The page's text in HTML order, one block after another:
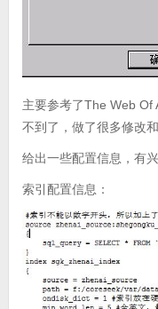
主要参考了The Web Of
不到了，做了很多修改
给出一些配置信息，有
索引配置信息：